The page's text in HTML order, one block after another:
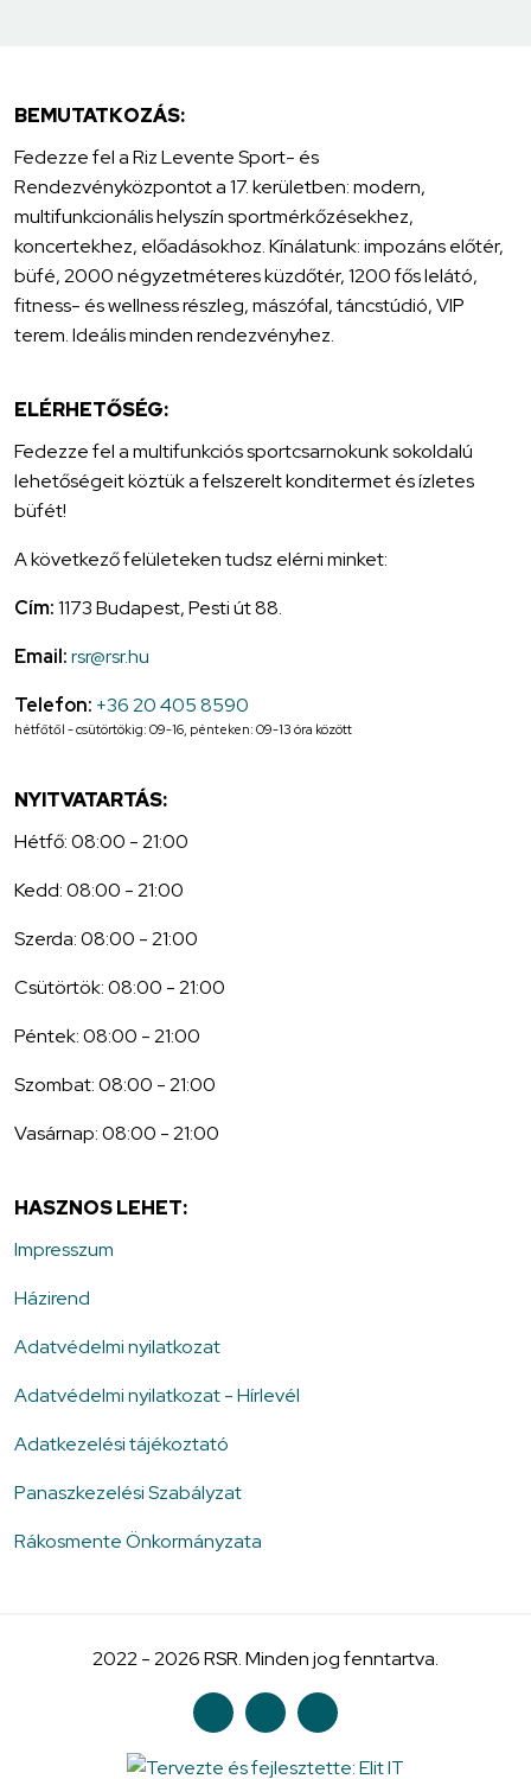
BEMUTATKOZÁS:
Fedezze fel a Riz Levente Sport- és
Rendezvényközpontot a 17. kerületben: modern,
multifunkcionális helyszín sportmérkőzésekhez,
koncertekhez, előadásokhoz. Kínálatunk: impozáns előtér,
büfé, 2000 négyzetméteres küzdőtér, 1200 fős lelátó,
fitness- és wellness részleg, mászófal, táncstúdió, VIP
terem. Ideális minden rendezvényhez.
ELÉRHETŐSÉG:
Fedezze fel a multifunkciós sportcsarnokunk sokoldalú
lehetőségeit köztük a felszerelt konditermet és ízletes
büfét!
A következő felületeken tudsz elérni minket:
Cím:1173 Budapest, Pesti út 88.
Email:rsr@rsr.hu
Telefon: +36 20 405 8590
hétfőtől - csütörtökig: 09-16, pénteken: 09-13 óra között
NYITVATARTÁS:
Hétfő: 08:00 - 21:00
Kedd: 08:00 - 21:00
Szerda: 08:00 - 21:00
Csütörtök: 08:00 - 21:00
Péntek: 08:00 - 21:00
Szombat: 08:00 - 21:00
Vasárnap: 08:00 - 21:00
HASZNOS LEHET:
Impresszum
Házirend
Adatvédelmi nyilatkozat
Adatvédelmi nyilatkozat - Hírlevél
Adatkezelési tájékoztató
Panaszkezelési Szabályzat
Rákosmente Önkormányzata
2022 - 2026 RSR. Minden jog fenntartva.